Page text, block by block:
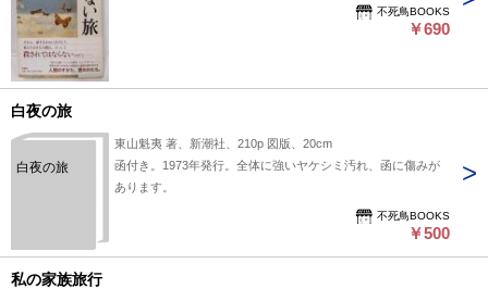
不死鳥BOOKS
￥690
白夜の旅
白夜の旅
東山魁夷 著、新潮社、210p 図版、20cm
函付き。1973年発行。全体に強いヤケシミ汚れ、函に傷みが
あります。
不死鳥BOOKS
￥500
私の家族旅行